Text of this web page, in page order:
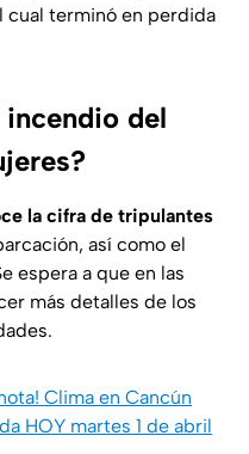
cual terminó en perdida
del
la cifra de tripulantes
así como el
espera a que en las
más detalles de los
Clima en Cancún
HOY martes 1 de abril